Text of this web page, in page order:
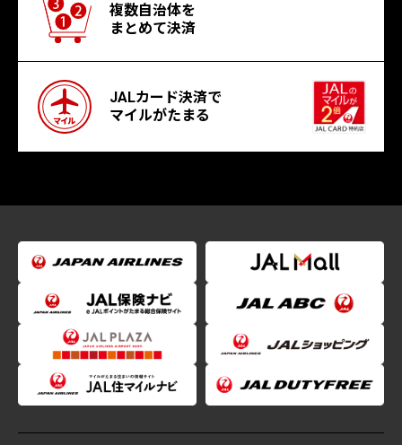
複数自治体を
まとめて決済
JALカード決済で
マイルがたまる